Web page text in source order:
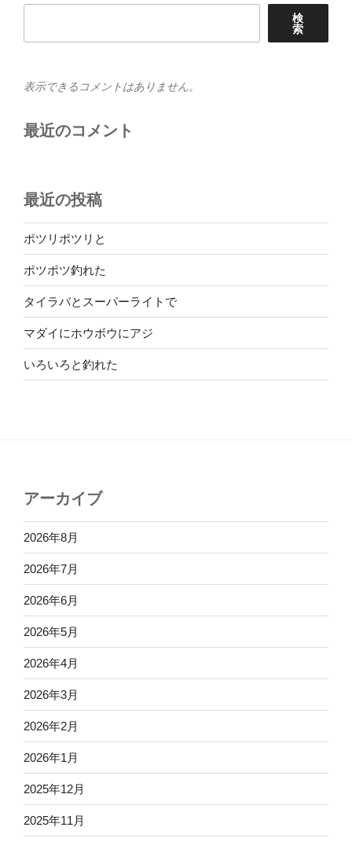
検
索
表示できるコメントはありません。
最近のコメント
最近の投稿
ポツリポツリと
ポツポツ釣れた
タイラバとスーパーライトで
マダイにホウボウにアジ
いろいろと釣れた
アーカイブ
2026年8月
2026年7月
2026年6月
2026年5月
2026年4月
2026年3月
2026年2月
2026年1月
2025年12月
2025年11月